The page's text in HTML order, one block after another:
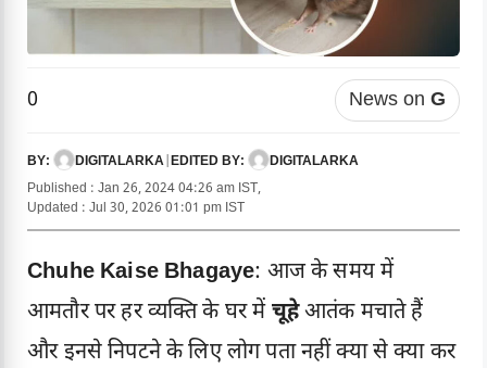
0 News on G
BY: DIGITALARKA EDITED BY:
DIGITALARKA
Published : Jan 26, 2024 04:26 am IST,
Updated : Jul 30, 2026 01:01 pm IST
Chuhe Kaise Bhagaye: आज के समय में
आमतौर पर हर व्यक्ति के घर मेंचूहेआतंक मचाते हैं
और इनसे निपटने के लिए लोग पता नहीं क्या से क्या कर